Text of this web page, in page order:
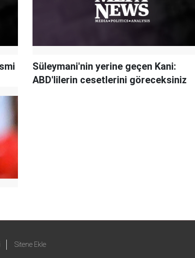
Süleymani'nin yerine geçen Kani:
ABD'lilerin cesetlerini göreceksiniz
Sitene Ekle